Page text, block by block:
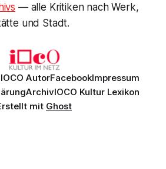
— alle Kritiken nach Werk,
und Stadt.
AutorFacebookImpressum
ArchivIOCO Kultur Lexikon
mit Ghost